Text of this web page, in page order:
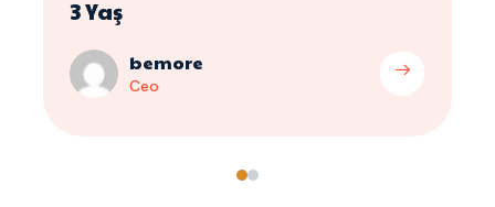
3 Yaş
bemore
Ceo